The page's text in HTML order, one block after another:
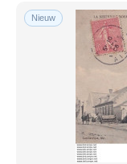
Sissonne
Soissons
Villers Cotterets
Andere
Andere &
Gratis levering
Betaalmiddelen
PayPal
Visa
Nieuw